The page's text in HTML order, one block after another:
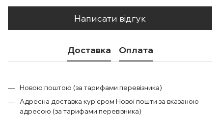
Написати відгук
Доставка Оплата
Новою поштою (за тарифами перевізника)
Адресна доставка кур'єром Нової пошти за вказаною
адресою (за тарифами перевізника)